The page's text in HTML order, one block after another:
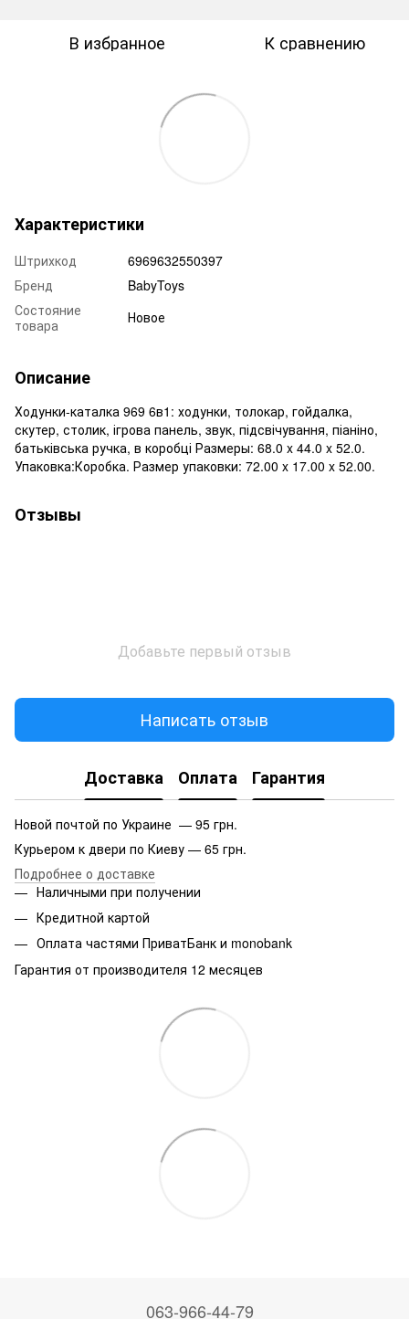
В избранное К сравнению
Характеристики
Штрихкод
6969632550397
Бренд
BabyToys
Состояние
товара
Новое
Описание
Ходунки-каталка 969 6в1: ходунки, толокар, гойдалка,
скутер, столик, ігрова панель, звук, підсвічування, піаніно,
батьківська ручка, в коробці Размеры: 68.0 x 44.0 x 52.0.
Упаковка:Коробка. Размер упаковки: 72.00 x 17.00 x 52.00.
Отзывы
Добавьте первый отзыв
Написать отзыв
Доставка Оплата Гарантия
Новой почтой по Украине — 95 грн.
Курьером к двери по Киеву — 65 грн.
Подробнее о доставке
Наличными при получении
Кредитной картой
Оплата частями ПриватБанк и monobank
Гарантия от производителя 12 месяцев
063-966-44-79